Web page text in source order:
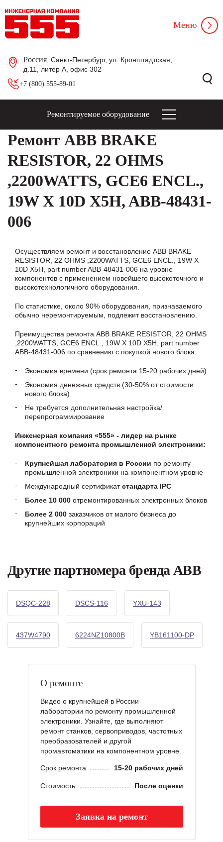
Россия , Санкт-Петербург, ул. Кронштадтская,
д.11, литер А, офис 302
+7 (800) 555-89-01
Меню
Ремонтируемое оборудование
Ремонт ABB BRAKE
RESISTOR, 22 OHMS
,2200WATTS, GCE6 ENCL.,
19W X 10D X5H, ABB-48431-
006
Осуществляем ремонт и восстановление ABB BRAKE
RESISTOR, 22 OHMS ,2200WATTS, GCE6 ENCL., 19W X
10D X5H, part number ABB-48431-006 на уровне
компонентов с применением новейшего высокоточного и
высокотехнологичного оборудования.
По статистике, около 90% оборудования, признаваемого
обычно неремонтируемым, подлежит восстановлению.
Преимущества ремонта ABB BRAKE RESISTOR, 22 OHMS
,2200WATTS, GCE6 ENCL., 19W X 10D X5H, part number
ABB-48431-006 по сравнению с покупкой нового блока:
Экономия времени (срок ремонта 15-20 рабочих дней)
Экономия денежных средств (30-50% от стоимости
нового блока)
Не требуется дополнительная настройка/
перепрограммирование
Инженерная компания «555» - лидер на рынке
компонентного ремонта промышленной электроники:
Крупнейшая лаборатория в России по ремонту
промышленной электроники на компонентном уровне
Международный сертификатстандарта IPC
Более 10 000 отремонтированных электронных блоков
Более 2 000 заказчиков от малого бизнеса до
крупнейших корпораций
Другие партномера бренда ABB
DSQC-228 DSCS-116 YXU-143
437W4790 6224NZ10800B YB161100-DP
О ремонте
Видео о крупнейшей в России
лаборатории по ремонту промышленной
электроники. Узнайте, где выполняют
ремонт станков, сервоприводов, частотных
преобразователей и другой
промавтоматики на компонентном уровне.
Срок ремонта 15-20 рабочих дней
Стоимость После оценки
Заявка на ремонт